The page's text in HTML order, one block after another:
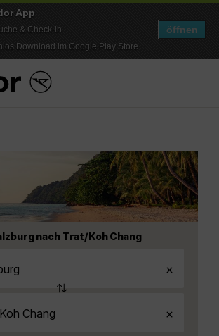
App
& Check-in
Download im Google Play Store
öffnen
nach Trat/Koh Chang